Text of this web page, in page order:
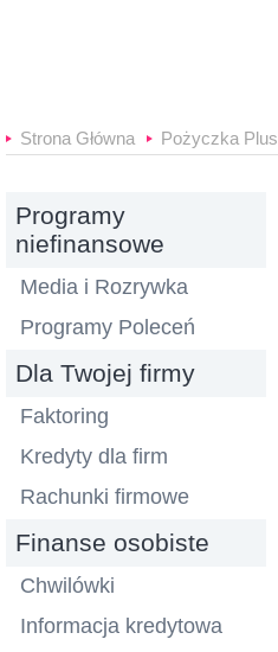
Strona Główna Pożyczka Plus
Programy
niefinansowe
Media i Rozrywka
Programy Poleceń
Dla Twojej firmy
Faktoring
Kredyty dla firm
Rachunki firmowe
Finanse osobiste
Chwilówki
Informacja kredytowa